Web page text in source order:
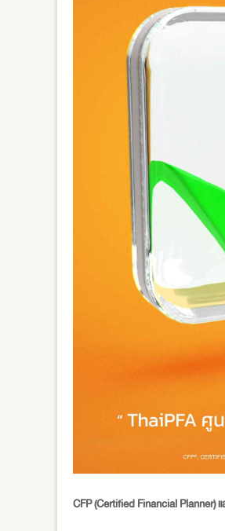
CFP (Certified Financial Planner)